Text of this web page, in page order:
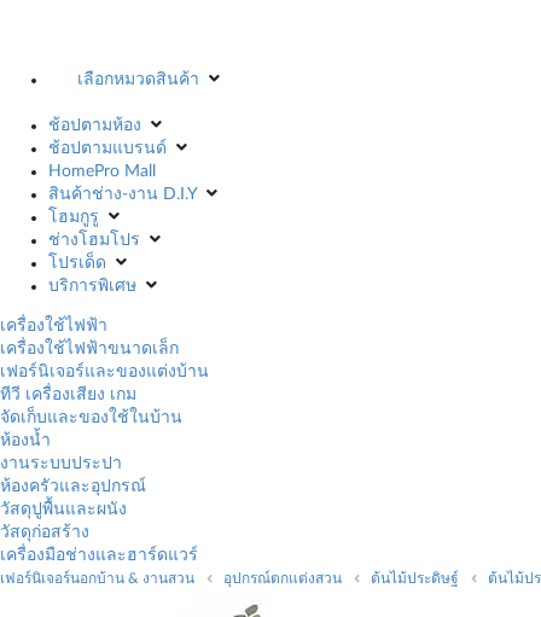
เลือกหมวดสินค้า
ช้อปตามห้อง
ช้อปตามแบรนด์
HomePro Mall
สินค้าช่าง-งาน D.I.Y
โฮมกูรู
ช่างโฮมโปร
โปรเด็ด
บริการพิเศษ
เครื่องใช้ไฟฟ้า
เครื่องใช้ไฟฟ้าขนาดเล็ก
เฟอร์นิเจอร์และของแต่งบ้าน
ทีวี เครื่องเสียง เกม
จัดเก็บและของใช้ในบ้าน
ห้องน้ำ
งานระบบประปา
ห้องครัวและอุปกรณ์
วัสดุปูพื้นและผนัง
วัสดุก่อสร้าง
เครื่องมือช่างและฮาร์ดแวร์
เฟอร์นิเจอร์นอกบ้าน & งานสวน อุปกรณ์ตกแต่งสวน ต้นไม้ประดิษฐ์ ต้นไม้ป